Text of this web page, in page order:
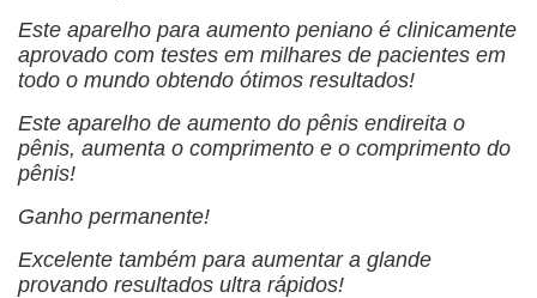
Este aparelho para aumento peniano é clinicamente
aprovado com testes em milhares de pacientes em
todo o mundo obtendo ótimos resultados!
Este aparelho de aumento do pênis endireita o
pênis, aumenta o comprimento e o comprimento do
pênis!
Ganho permanente!
Excelente também para aumentar a glande
provando resultados ultra rápidos!